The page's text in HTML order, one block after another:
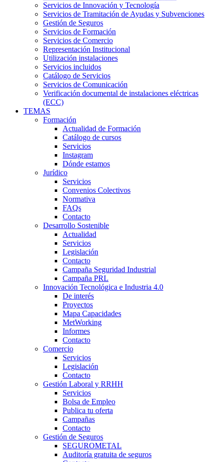
Servicios de Innovación y Tecnología
Servicios de Tramitación de Ayudas y Subvenciones
Gestión de Seguros
Servicios de Formación
Servicios de Comercio
Representación Institucional
Utilización instalaciones
Servicios incluidos
Catálogo de Servicios
Servicios de Comunicación
Verificación documental de instalaciones eléctricas
(ECC)
TEMAS
Formación
Actualidad de Formación
Catálogo de cursos
Servicios
Instagram
Dónde estamos
Jurídico
Servicios
Convenios Colectivos
Normativa
FAQs
Contacto
Desarrollo Sostenible
Actualidad
Servicios
Legislación
Contacto
Campaña Seguridad Industrial
Campaña PRL
Innovación Tecnológica e Industria 4.0
De interés
Proyectos
Mapa Capacidades
MetWorking
Informes
Contacto
Comercio
Servicios
Legislación
Contacto
Gestión Laboral y RRHH
Servicios
Bolsa de Empleo
Publica tu oferta
Campañas
Contacto
Gestión de Seguros
SEGUROMETAL
Auditoría gratuita de seguros